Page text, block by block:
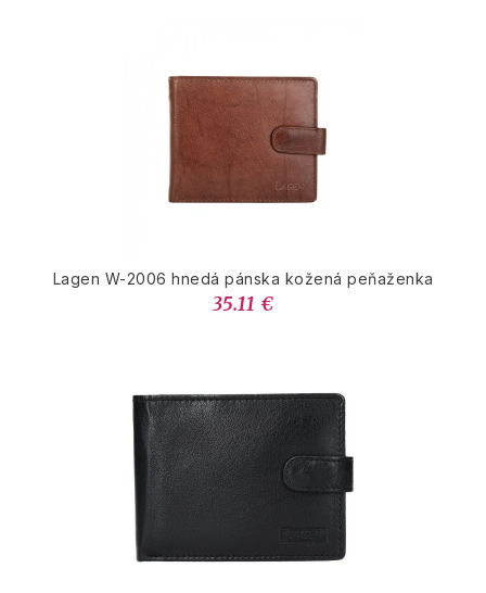
Lagen W-2006 hnedá pánska kožená peňaženka
35.11 €